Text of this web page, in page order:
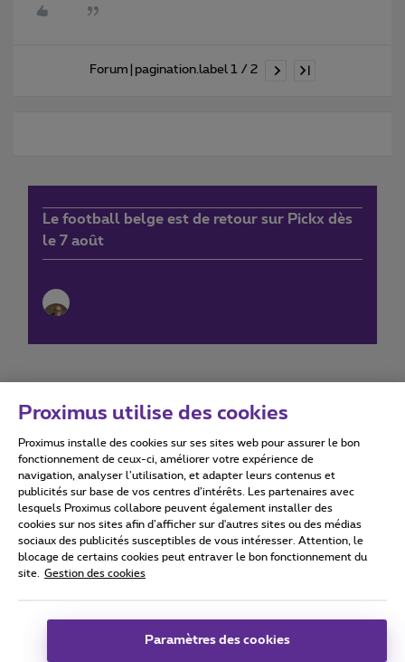
Forum|pagination.label 1 / 2
Le football belge est de retour sur Pickx dès
le 7 août
Conditions d'utilisation Accessibility statement
Tous droits réservés. © 2026
Conditions générales, info consommateur
Coordonnées de l’entreprise
Proximus utilise des cookies
Proximus installe des cookies sur ses sites web pour assurer le bon
fonctionnement de ceux-ci, améliorer votre expérience de
navigation, analyser l’utilisation, et adapter leurs contenus et
publicités sur base de vos centres d’intérêts. Les partenaires avec
lesquels Proximus collabore peuvent également installer des
cookies sur nos sites afin d’afficher sur d'autres sites ou des médias
sociaux des publicités susceptibles de vous intéresser. Attention, le
blocage de certains cookies peut entraver le bon fonctionnement du
site.
Gestion des cookies
Paramètres des cookies